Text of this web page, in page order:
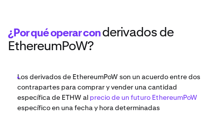
¿Por qué operar conderivados de
EthereumPoW?
Los derivados de EthereumPoW son un acuerdo entre dos
contrapartes para comprar y vender una cantidad
específica de ETHW al precio de un futuro EthereumPoW
específico en una fecha y hora determinadas